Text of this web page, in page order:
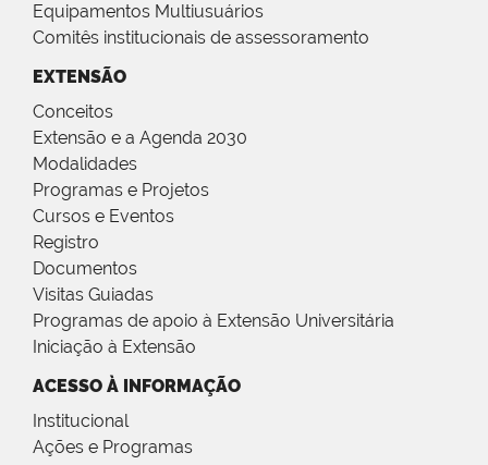
Equipamentos Multiusuários
Comitês institucionais de assessoramento
EXTENSÃO
Conceitos
Extensão e a Agenda 2030
Modalidades
Programas e Projetos
Cursos e Eventos
Registro
Documentos
Visitas Guiadas
Programas de apoio à Extensão Universitária
Iniciação à Extensão
ACESSO À INFORMAÇÃO
Institucional
Ações e Programas